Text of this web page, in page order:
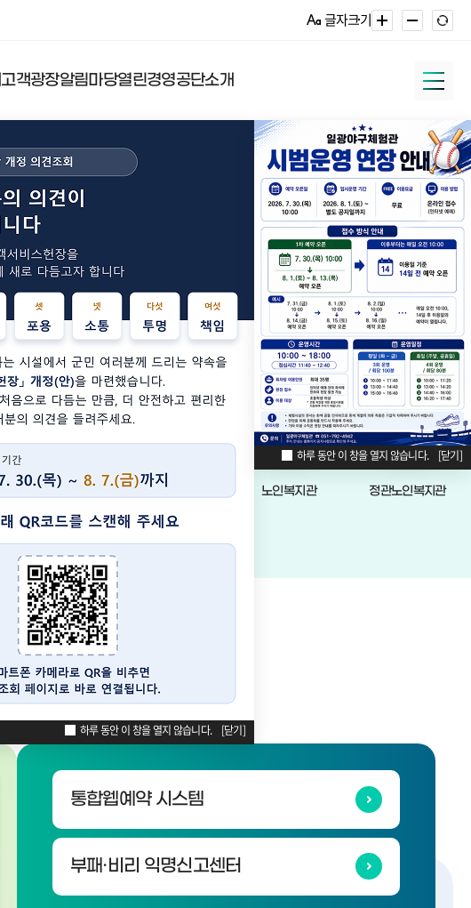
글자크기
국민체육센터
드림볼파크/
장안천야구장/리틀·
소프트볼구장
도시공원 정관체육시설
청소년상담복지센터
진로교육지원센터
안데르센마을 및 동화마을
다행복한종합사회복지관
노인복지관 정관노인복지관
공중화장실
버스(택시)승강장
고객광장
분실물알림
자주하는 질문
고객참여제안
주민참여예산
알림마당
입찰정보
입찰정보공개
수의계약내역공개
채용정보
열린경영
윤리경영
윤리경영헌장
부패방지방침
부패방지경영시스템
부패행위신고
성희롱 신고센터
임원 업무추진비
부서 업무추진비
공용차량 운영 현황
인권경영
인권경영헌장
인권경영 실행 및 공개
경영정보공개시스템
공단소개
하루 동안 이 창을 열지 않습니다. [닫기]
하루 동안 이 창을 열지 않습니다. [닫기]
철마체육시설 공영주차장 재활용선별장 청소년수련관 문화예절학교
기장
기장군가족센터 노인복지관 정관노인복지관
바로가기 서비스
통합웹예약 시스템
부패·비리 익명신고센터